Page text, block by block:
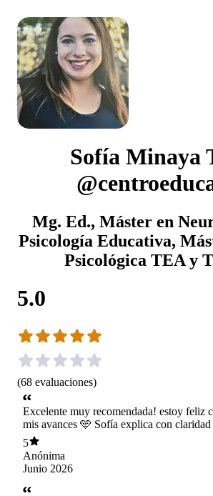
Sofía Minaya
Mg. Ed., Máster en
Psicología Educativa,
Psicológica TEA y
5.0
(68 evaluaciones)
Excelente muy recomendada! estoy feliz
mis avances 🩵 Sofía explica con
enseña estrategias prácticas que se
mi vida
5
Anónima
Junio 2026